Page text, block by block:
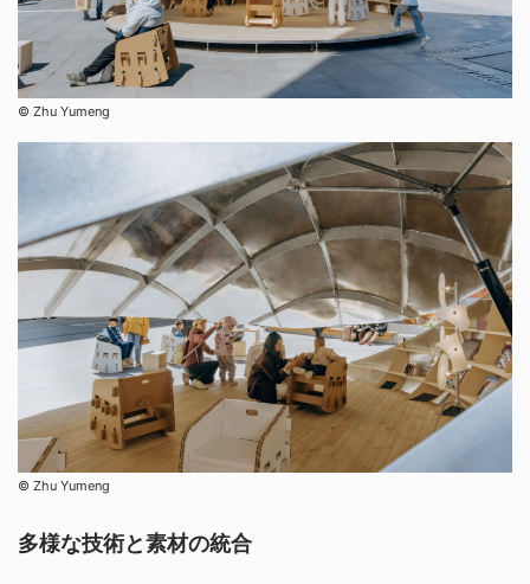
©︎ Zhu Yumeng
©︎ Zhu Yumeng
多様な技術と素材の統合